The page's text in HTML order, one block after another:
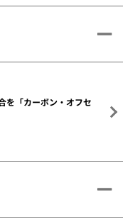
を「カーボン・オフセ